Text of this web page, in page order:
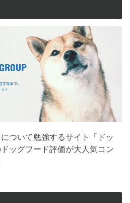
ついて勉強するサイト「ドッ
ッグフード評価が大人気コン